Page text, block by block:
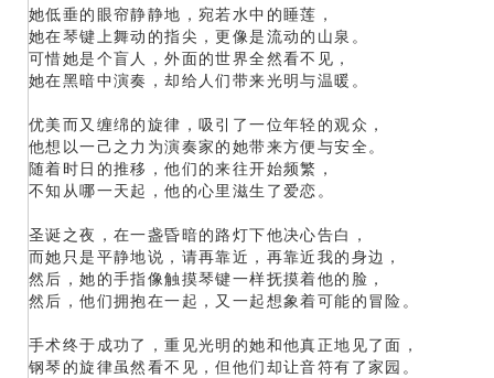
她低垂的眼帘静静地，宛若水中的睡莲，
她在琴键上舞动的指尖，更像是流动的山泉。
可惜她是个盲人，外面的世界全然看不见，
她在黑暗中演奏，却给人们带来光明与温暖。
优美而又缠绵的旋律，吸引了一位年轻的观众，
他想以一己之力为演奏家的她带来方便与安全。
随着时日的推移，他们的来往开始频繁，
不知从哪一天起，他的心里滋生了爱恋。
圣诞之夜，在一盏昏暗的路灯下他决心告白，
而她只是平静地说，请再靠近，再靠近我的身边，
然后，她的手指像触摸琴键一样抚摸着他的脸，
然后，他们拥抱在一起，又一起想象着可能的冒险。
手术终于成功了，重见光明的她和他真正地见了面，
钢琴的旋律虽然看不见，但他们却让音符有了家园。